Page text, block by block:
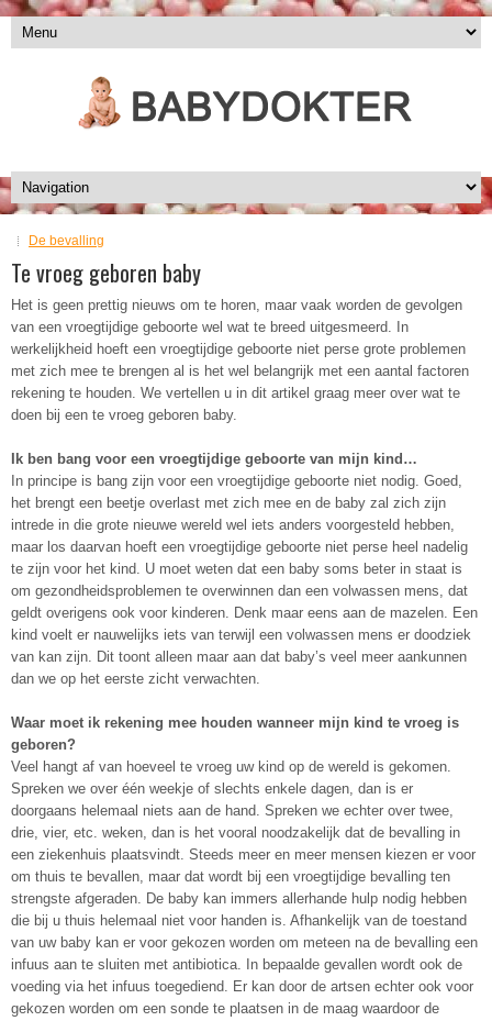
De bevalling
Te vroeg geboren baby
Het is geen prettig nieuws om te horen, maar vaak worden de gevolgen
van een vroegtijdige geboorte wel wat te breed uitgesmeerd. In
werkelijkheid hoeft een vroegtijdige geboorte niet perse grote problemen
met zich mee te brengen al is het wel belangrijk met een aantal factoren
rekening te houden. We vertellen u in dit artikel graag meer over wat te
doen bij een te vroeg geboren baby.
Ik ben bang voor een vroegtijdige geboorte van mijn kind…
In principe is bang zijn voor een vroegtijdige geboorte niet nodig. Goed,
het brengt een beetje overlast met zich mee en de baby zal zich zijn
intrede in die grote nieuwe wereld wel iets anders voorgesteld hebben,
maar los daarvan hoeft een vroegtijdige geboorte niet perse heel nadelig
te zijn voor het kind. U moet weten dat een baby soms beter in staat is
om gezondheidsproblemen te overwinnen dan een volwassen mens, dat
geldt overigens ook voor kinderen. Denk maar eens aan de mazelen. Een
kind voelt er nauwelijks iets van terwijl een volwassen mens er doodziek
van kan zijn. Dit toont alleen maar aan dat baby’s veel meer aankunnen
dan we op het eerste zicht verwachten.
Waar moet ik rekening mee houden wanneer mijn kind te vroeg is
geboren?
Veel hangt af van hoeveel te vroeg uw kind op de wereld is gekomen.
Spreken we over één weekje of slechts enkele dagen, dan is er
doorgaans helemaal niets aan de hand. Spreken we echter over twee,
drie, vier, etc. weken, dan is het vooral noodzakelijk dat de bevalling in
een ziekenhuis plaatsvindt. Steeds meer en meer mensen kiezen er voor
om thuis te bevallen, maar dat wordt bij een vroegtijdige bevalling ten
strengste afgeraden. De baby kan immers allerhande hulp nodig hebben
die bij u thuis helemaal niet voor handen is. Afhankelijk van de toestand
van uw baby kan er voor gekozen worden om meteen na de bevalling een
infuus aan te sluiten met antibiotica. In bepaalde gevallen wordt ook de
voeding via het infuus toegediend. Er kan door de artsen echter ook voor
gekozen worden om een sonde te plaatsen in de maag waardoor de